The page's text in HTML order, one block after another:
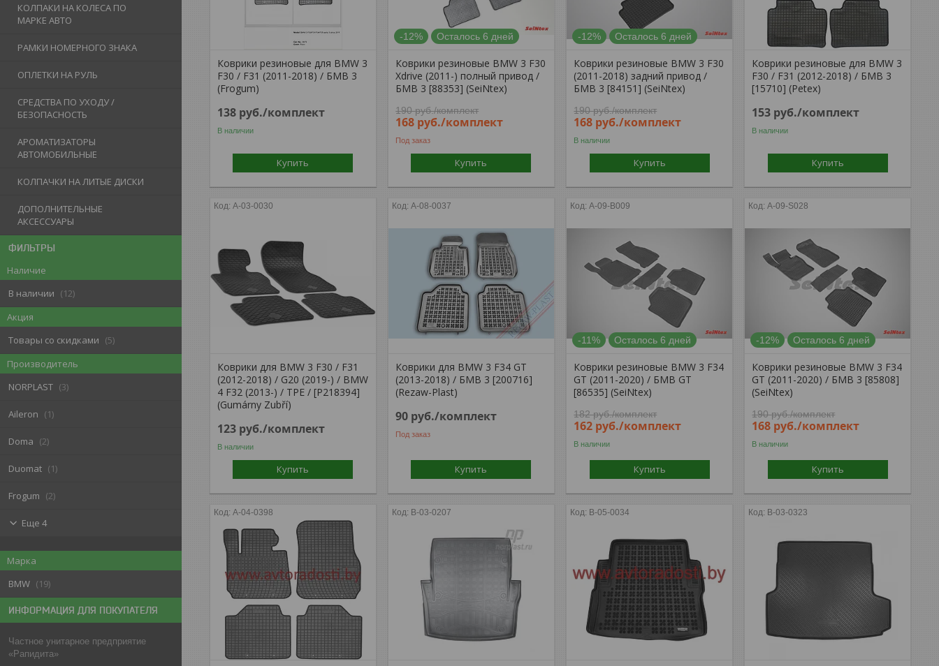
КОЛПАКИ НА КОЛЕСА ПО
МАРКЕ АВТО
РАМКИ НОМЕРНОГО ЗНАКА
ОПЛЕТКИ НА РУЛЬ
СРЕДСТВА ПО УХОДУ /
БЕЗОПАСНОСТЬ
АРОМАТИЗАТОРЫ
АВТОМОБИЛЬНЫЕ
КОЛПАЧКИ НА ЛИТЫЕ ДИСКИ
ДОПОЛНИТЕЛЬНЫЕ
АКСЕССУАРЫ
ФИЛЬТРЫ
Наличие
В наличии
12
Акция
Товары со скидками
5
Производитель
NORPLAST
3
Aileron 1
Doma 2
Duomat 1
Frogum 2
Еще 4
Марка
BMW
19
ИНФОРМАЦИЯ ДЛЯ ПОКУПАТЕЛЯ
Частное унитарное предприятие
«Рапидита»
Коврики резиновые для BMW 3
F30 / F31 (2011-2018) / БМВ 3
(Frogum)
138 руб./комплект
В наличии
Купить
-12% Осталось 6 дней
Коврики резиновые BMW 3 F30
Xdrive (2011-) полный привод /
БМВ 3 [88353] (SeiNtex)
190руб./комплект
168 руб./комплект
Под заказ
Купить
-12% Осталось 6 дней
Коврики резиновые BMW 3 F30
(2011-2018) задний привод /
БМВ 3 [84151] (SeiNtex)
190руб./комплект
168 руб./комплект
В наличии
Купить
Коврики резиновые для BMW 3
F30 / F31 (2012-2018) / БМВ 3
[15710] (Petex)
153 руб./комплект
В наличии
Купить
A-03-0030
Коврики для BMW 3 F30 / F31
(2012-2018) / G20 (2019-) / BMW
4 F32 (2013-) / TPE / [P218394]
(Gumárny Zubří)
123 руб./комплект
В наличии
Купить
A-08-0037
Коврики для BMW 3 F34 GT
(2013-2018) / БМВ 3 [200716]
(Rezaw-Plast)
90 руб./комплект
Под заказ
Купить
A-09-B009
-11% Осталось 6 дней
Коврики резиновые BMW 3 F34
GT (2011-2020) / БМВ GT
[86535] (SeiNtex)
182руб./комплект
162 руб./комплект
В наличии
Купить
A-09-S028
-12% Осталось 6 дней
Коврики резиновые BMW 3 F34
GT (2011-2020) / БМВ 3 [85808]
(SeiNtex)
190руб./комплект
168 руб./комплект
В наличии
Купить
A-04-0398 B-03-0207 B-05-0034 B-03-0323